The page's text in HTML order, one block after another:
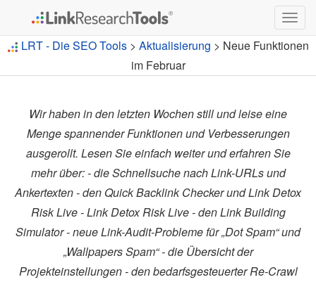
LRT - Die SEO Tools > Aktualisierung > Neue Funktionen
im Februar
Wir haben in den letzten Wochen still und leise eine
Menge spannender Funktionen und Verbesserungen
ausgerollt. Lesen Sie einfach weiter und erfahren Sie
mehr über: - die Schnellsuche nach Link-URLs und
Ankertexten - den Quick Backlink Checker und Link Detox
Risk Live - Link Detox Risk Live - den Link Building
Simulator - neue Link-Audit-Probleme für „Dot Spam“ und
„Wallpapers Spam“ - die Übersicht der
Projekteinstellungen - den bedarfsgesteuerter Re-Crawl